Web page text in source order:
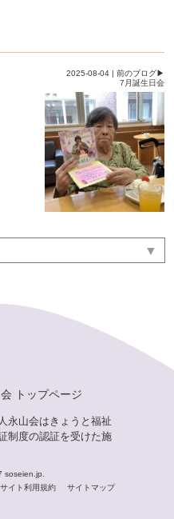
2025-08-04 | 前のブログ▶
7月誕生日会
▼
トップページ
永山会はきょうと福祉
制度の認証を受けた施
soseien.jp.
サイト利用規約 サイトマップ